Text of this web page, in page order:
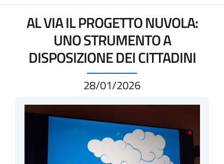
AL VIA IL PROGETTO NUVOLA:
UNO STRUMENTO A
DISPOSIZIONE DEI CITTADINI
28/01/2026